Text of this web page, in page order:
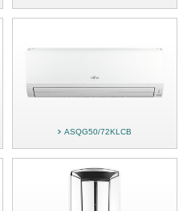
ASQG50/72KLCB